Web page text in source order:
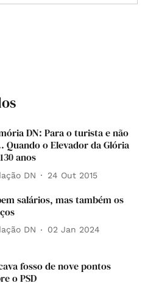
DN: Para o turista e não
Quando o Elevador da Glória
anos
DN 24 Out 2015
salários, mas também os
DN 02 Jan 2024
fosso de nove pontos
o PSD